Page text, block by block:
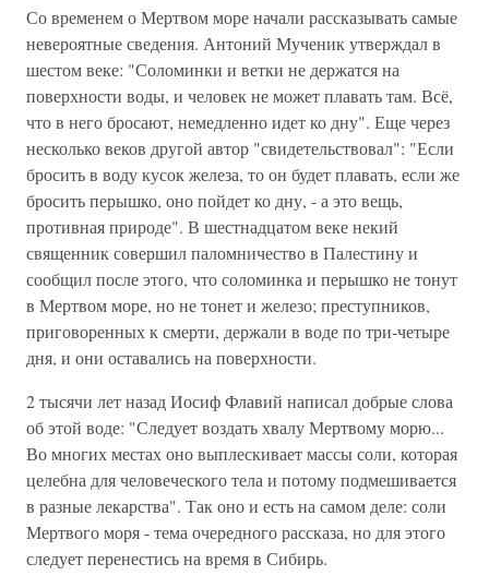
Со временем о Мертвом море начали рассказывать самые
невероятные сведения. Антоний Мученик утверждал в
шестом веке: "Соломинки и ветки не держатся на
поверхности воды, и человек не может плавать там. Всё,
что в него бросают, немедленно идет ко дну". Еще через
несколько веков другой автор "свидетельствовал": "Если
бросить в воду кусок железа, то он будет плавать, если же
бросить перышко, оно пойдет ко дну, - а это вещь,
противная природе". В шестнадцатом веке некий
священник совершил паломничество в Палестину и
сообщил после этого, что соломинка и перышко не тонут
в Мертвом море, но не тонет и железо; преступников,
приговоренных к смерти, держали в воде по три-четыре
дня, и они оставались на поверхности.
2 тысячи лет назад Иосиф Флавий написал добрые слова
об этой воде: "Следует воздать хвалу Мертвому морю...
Во многих местах оно выплескивает массы соли, которая
целебна для человеческого тела и потому подмешивается
в разные лекарства". Так оно и есть на самом деле: соли
Мертвого моря - тема очередного рассказа, но для этого
следует перенестись на время в Сибирь.